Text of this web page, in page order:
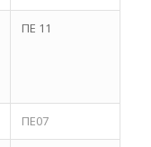
ΠΕ 11
ΠΕ07